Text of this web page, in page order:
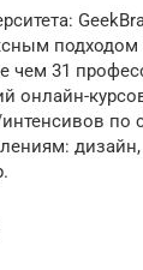
подходом
чем 31
онлайн-
по
дизайн,